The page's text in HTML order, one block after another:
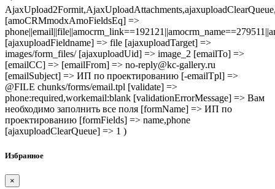
[amoCRMmodxAmoFieldsEq] =>
[ajaxuploadFieldname] => file [ajaxuploadTarget] =>
images/form_files/ [ajaxuploadUid] => image_2 [emailTo] =>
[emailCC] => [emailFrom] => no-reply@kc-gallery.ru
[emailSubject] => ИП по проектированию [-emailTpl] =>
@FILE chunks/forms/email.tpl [validate] =>
phone:required,workemail:blank [validationErrorMessage] => Вам
необходимо заполнить все поля [formName] => ИП по
проектированию [formFields] => name,phone
[ajaxuploadClearQueue] => 1 )
Избранное
×